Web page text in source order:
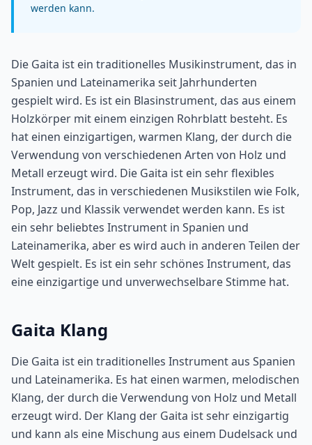
werden kann.
Die Gaita ist ein traditionelles Musikinstrument, das in
Spanien und Lateinamerika seit Jahrhunderten
gespielt wird. Es ist ein Blasinstrument, das aus einem
Holzkörper mit einem einzigen Rohrblatt besteht. Es
hat einen einzigartigen, warmen Klang, der durch die
Verwendung von verschiedenen Arten von Holz und
Metall erzeugt wird. Die Gaita ist ein sehr flexibles
Instrument, das in verschiedenen Musikstilen wie Folk,
Pop, Jazz und Klassik verwendet werden kann. Es ist
ein sehr beliebtes Instrument in Spanien und
Lateinamerika, aber es wird auch in anderen Teilen der
Welt gespielt. Es ist ein sehr schönes Instrument, das
eine einzigartige und unverwechselbare Stimme hat.
Gaita Klang
Die Gaita ist ein traditionelles Instrument aus Spanien
und Lateinamerika. Es hat einen warmen, melodischen
Klang, der durch die Verwendung von Holz und Metall
erzeugt wird. Der Klang der Gaita ist sehr einzigartig
und kann als eine Mischung aus einem Dudelsack und